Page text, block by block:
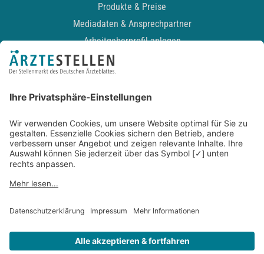
Produkte & Preise
Mediadaten & Ansprechpartner
Arbeitgeberprofil anlegen
Recruiting-Podcast
Kontakt
Datenschutz
Newsletter